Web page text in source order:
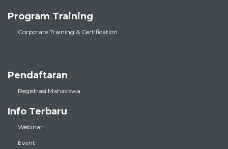
Program Training
Corporate Training & Certification
Pendaftaran
Registrasi Mahasiswa
Info Terbaru
Webinar
Event